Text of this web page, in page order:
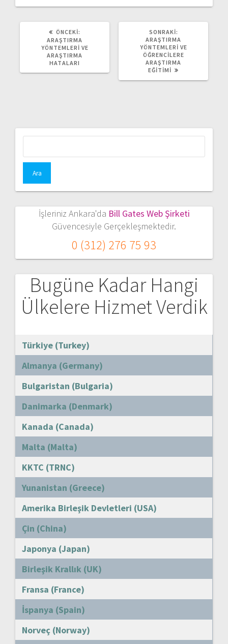
ÖNCEKI:
YAZI:
ARAŞTIRMA
YÖNTEMLERI VE
ARAŞTIRMA
HATALARI
SONRAKI:
YAZI:
ARAŞTIRMA
YÖNTEMLERI VE
ÖĞRENCILERE
ARAŞTIRMA
EĞITIMI
İşleriniz Ankara'da Bill Gates Web Şirketi
Güvencesiyle Gerçekleşmektedir.
0 (312) 276 75 93
Bugüne Kadar Hangi
Ülkelere Hizmet Verdik
Türkiye (Turkey)
Almanya (Germany)
Bulgaristan (Bulgaria)
Danimarka (Denmark)
Kanada (Canada)
Malta (Malta)
KKTC (TRNC)
Yunanistan (Greece)
Amerika Birleşik Devletleri (USA)
Çin (China)
Japonya (Japan)
Birleşik Krallık (UK)
Fransa (France)
İspanya (Spain)
Norveç (Norway)